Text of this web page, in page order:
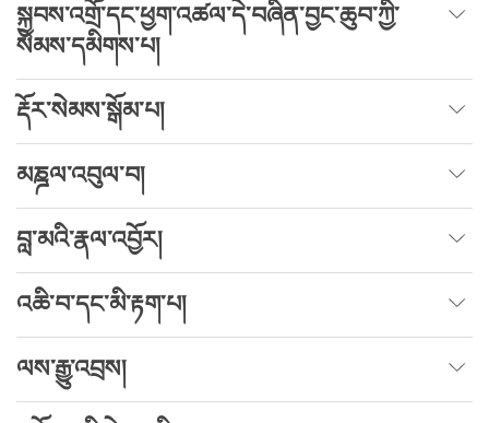
སྐྱབས་འགྲོ་དང་ཕྱག་འཚལ་དེ་བཞིན་བྱང་ཆུབ་ཀྱི་
སེམས་དམིགས་པ།
རྡོར་སེམས་སྒོམ་པ།
མཎྜལ་འབུལ་བ།
བླ་མའི་རྣལ་འབྱོར།
འཆི་བ་དང་མི་རྟག་པ།
ལས་རྒྱུ་འབྲས།